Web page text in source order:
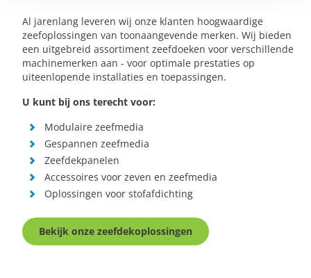
Al jarenlang leveren wij onze klanten hoogwaardige
zeefoplossingen van toonaangevende merken. Wij bieden
een uitgebreid assortiment zeefdoeken voor verschillende
machinemerken aan - voor optimale prestaties op
uiteenlopende installaties en toepassingen.
U kunt bij ons terecht voor:
Modulaire zeefmedia
Gespannen zeefmedia
Zeefdekpanelen
Accessoires voor zeven en zeefmedia
Oplossingen voor stofafdichting
Bekijk onze zeefdekoplossingen